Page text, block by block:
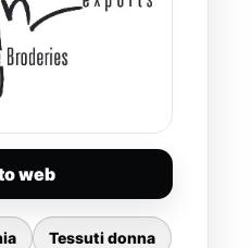
web
Tessuti donna